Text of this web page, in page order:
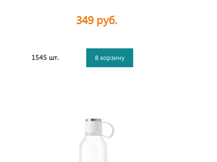
349 руб.
1545 шт. В корзину